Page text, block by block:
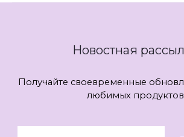
Новостная
Получайте своевременные
любимых продуктов